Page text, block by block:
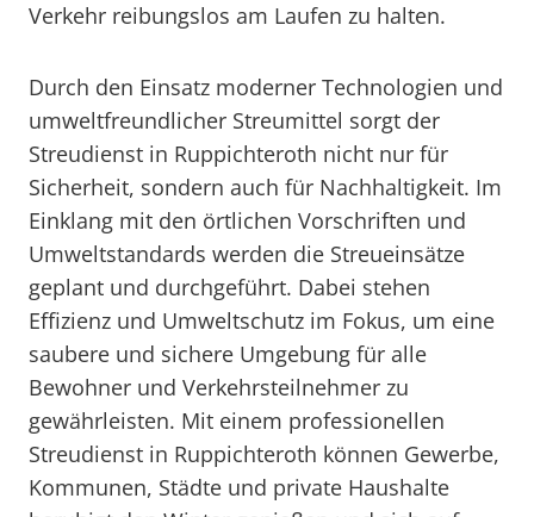
Verkehr reibungslos am Laufen zu halten.
Durch den Einsatz moderner Technologien und
umweltfreundlicher Streumittel sorgt der
Streudienst in Ruppichteroth nicht nur für
Sicherheit, sondern auch für Nachhaltigkeit. Im
Einklang mit den örtlichen Vorschriften und
Umweltstandards werden die Streueinsätze
geplant und durchgeführt. Dabei stehen
Effizienz und Umweltschutz im Fokus, um eine
saubere und sichere Umgebung für alle
Bewohner und Verkehrsteilnehmer zu
gewährleisten. Mit einem professionellen
Streudienst in Ruppichteroth können Gewerbe,
Kommunen, Städte und private Haushalte